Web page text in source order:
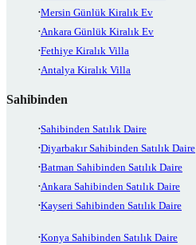
Mersin Günlük Kiralık Ev
Ankara Günlük Kiralık Ev
Fethiye Kiralık Villa
Antalya Kiralık Villa
Sahibinden
Sahibinden Satılık Daire
Diyarbakır Sahibinden Satılık Daire
Batman Sahibinden Satılık Daire
Ankara Sahibinden Satılık Daire
Kayseri Sahibinden Satılık Daire
Konya Sahibinden Satılık Daire